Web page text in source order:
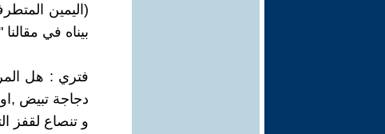
(اليمين
بيناه في
فتري : هل
دجاجة تبيض
و تنصاع لقفز